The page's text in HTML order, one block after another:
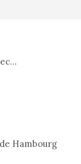
Hambourg